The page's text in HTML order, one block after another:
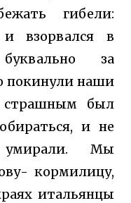
гибели:
взорвался в
за
покинули наши
был
и не
умирали. Мы
кормилицу,
итальянцы